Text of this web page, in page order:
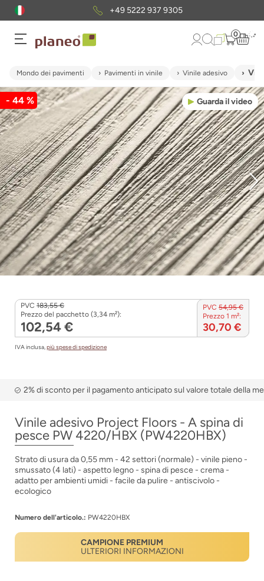
+49 5222 937 9305
0
Mondo dei pavimenti Pavimenti in vinile Vinile adesivo
Guarda il video
- 44 %
PVC 183,55 €
Prezzo del pacchetto (3,34 m²):
102,54 €
PVC 54,95 €
Prezzo 1 m²:
30,70 €
IVA inclusa,più spese di spedizione
2% di sconto per il pagamento anticipato sul valore totale della
Vinile adesivo Project Floors - A spina di
pesce PW 4220/HBX (PW4220HBX)
Strato di usura da 0,55 mm - 42 settori (normale) - vinile pieno -
smussato (4 lati) - aspetto legno - spina di pesce - crema -
adatto per ambienti umidi - facile da pulire - antiscivolo -
ecologico
Numero dell'articolo.: PW4220HBX
CAMPIONE PREMIUM
ULTERIORI INFORMAZIONI